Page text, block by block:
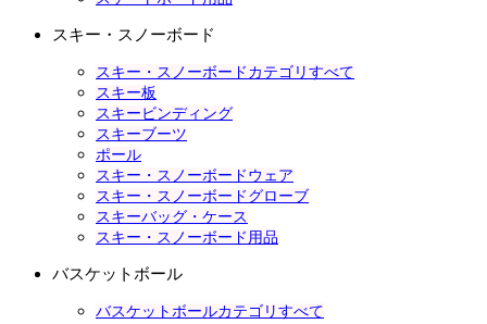
スキー・スノーボード
スキー・スノーボードカテゴリすべて
スキー板
スキービンディング
スキーブーツ
ポール
スキー・スノーボードウェア
スキー・スノーボードグローブ
スキーバッグ・ケース
スキー・スノーボード用品
バスケットボール
バスケットボールカテゴリすべて